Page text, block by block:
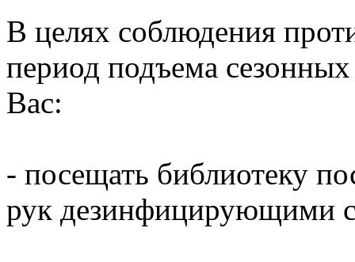
В целях соблюдения
период подъема
Вас:
- посещать библиотеку
рук дезинфицирующими